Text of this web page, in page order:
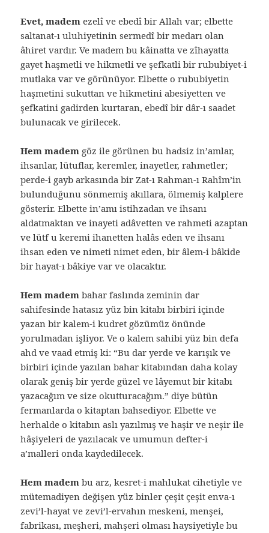
Evet, madem ezelî ve ebedî bir Allah var; elbette
saltanat-ı uluhiyetinin sermedî bir medarı olan
âhiret vardır. Ve madem bu kâinatta ve zîhayatta
gayet haşmetli ve hikmetli ve şefkatli bir rububiyet-i
mutlaka var ve görünüyor. Elbette o rububiyetin
haşmetini sukuttan ve hikmetini abesiyetten ve
şefkatini gadirden kurtaran, ebedî bir dâr-ı saadet
bulunacak ve girilecek.
Hem madem göz ile görünen bu hadsiz in’amlar,
ihsanlar, lütuflar, keremler, inayetler, rahmetler;
perde-i gayb arkasında bir Zat-ı Rahman-ı Rahîm’in
bulunduğunu sönmemiş akıllara, ölmemiş kalplere
gösterir. Elbette in’amı istihzadan ve ihsanı
aldatmaktan ve inayeti adâvetten ve rahmeti azaptan
ve lütf u keremi ihanetten halâs eden ve ihsanı
ihsan eden ve nimeti nimet eden, bir âlem-i bâkide
bir hayat-ı bâkiye var ve olacaktır.
Hem madem bahar faslında zeminin dar
sahifesinde hatasız yüz bin kitabı birbiri içinde
yazan bir kalem-i kudret gözümüz önünde
yorulmadan işliyor. Ve o kalem sahibi yüz bin defa
ahd ve vaad etmiş ki: “Bu dar yerde ve karışık ve
birbiri içinde yazılan bahar kitabından daha kolay
olarak geniş bir yerde güzel ve lâyemut bir kitabı
yazacağım ve size okutturacağım.” diye bütün
fermanlarda o kitaptan bahsediyor. Elbette ve
herhalde o kitabın aslı yazılmış ve haşir ve neşir ile
hâşiyeleri de yazılacak ve umumun defter-i
a’malleri onda kaydedilecek.
Hem madem bu arz, kesret-i mahlukat cihetiyle ve
mütemadiyen değişen yüz binler çeşit çeşit enva-ı
zevi’l-hayat ve zevi’l-ervahın meskeni, menşei,
fabrikası, meşheri, mahşeri olması haysiyetiyle bu